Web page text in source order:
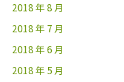
2018 年 8 月
2018 年 7 月
2018 年 6 月
2018 年 5 月